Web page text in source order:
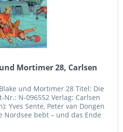
Mortimer 28, Carlsen
und Mortimer 28 Titel: Die
N-096552 Verlag: Carlsen
Yves Sente, Peter van Dongen
Nordsee bebt – und das Ende